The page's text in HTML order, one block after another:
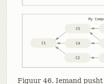
Figuur 46. Iemand pusht